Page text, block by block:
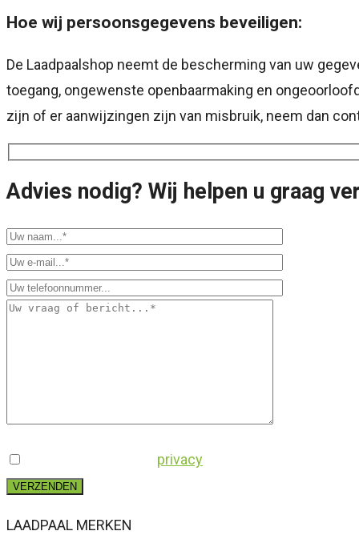
Hoe wij persoonsgegevens beveiligen:
De Laadpaalshop neemt de bescherming van uw
toegang, ongewenste openbaarmaking en
zijn of er aanwijzingen zijn van misbruik, neem dan
Advies nodig? Wij helpen u graag
privacy
VERZENDEN
LAADPAAL MERKEN